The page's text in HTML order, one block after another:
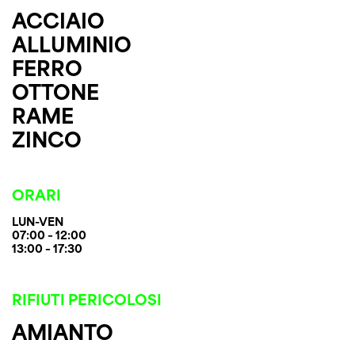
ORARI
LUN-VEN
07:00 – 12:00
13:00 – 17:30
RIFIUTI PERICOLOSI
AMIANTO
ACCIAIO
ALLUMINIO
FERRO
OTTONE
RAME
ZINCO